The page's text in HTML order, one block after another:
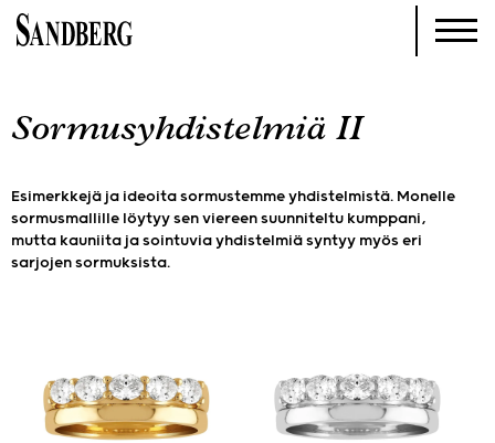
Sormusyhdistelmiä II
Esimerkkejä ja ideoita sormustemme yhdistelmistä. Monelle
sormusmallille löytyy sen viereen suunniteltu kumppani,
mutta kauniita ja sointuvia yhdistelmiä syntyy myös eri
sarjojen sormuksista.